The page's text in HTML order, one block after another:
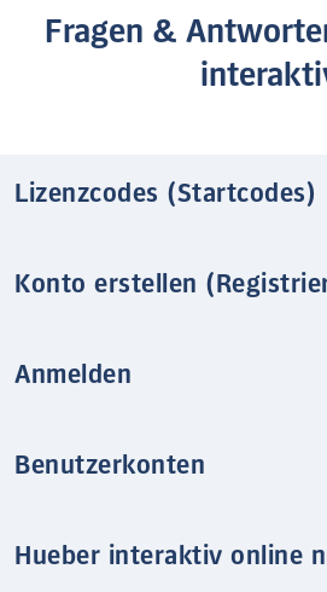
Fragen &
Lizenzcodes (Startcodes)
Konto erstellen
Anmelden
Benutzerkonten
Hueber interaktiv online